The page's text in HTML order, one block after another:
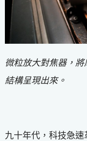
微粒放大對焦器，
結構呈現出來。
九十年代，科技急